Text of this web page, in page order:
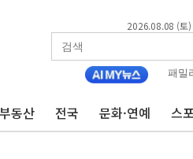
2026.08.08 (토)
패밀
부동산 전국 문화·연예 스
보'...경북도, 호우 피해·통제구간 없어
재역전 성공...金 45.42% vs 鄭
에 승리...47.75% vs 42.08%